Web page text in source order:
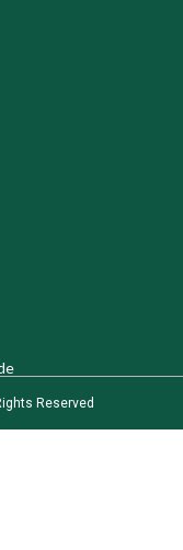
Reserved